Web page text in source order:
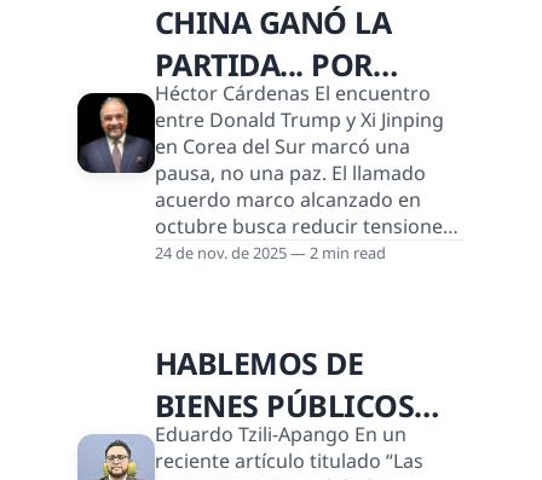
especialmente en el sector
sensores, tecnologías de energía
limpia y biotecnología, que
requieren inversiones intensivas
en investigación y desarrollo
(I+D). Sin embargo, la innovación
tambi
CHINA GANÓ LA
PARTIDA... POR
AHORA
Héctor Cárdenas El encuentro
entre Donald Trump y Xi Jinping
en Corea del Sur marcó una
pausa, no una paz. El llamado
acuerdo marco alcanzado en
octubre busca reducir tensiones
después de meses de amenazas
un pacto sustantivo, es una
tregua táctica: una forma de
comprar tiempo. Y, en esta
jugada, China ha demostrado
una vez más su capacidad de
24 de nov. de 2025 — 2 min read
HABLEMOS DE
BIENES PÚBLICOS
GLOBALES
Eduardo Tzili-Apango En un
reciente artículo titulado “Las